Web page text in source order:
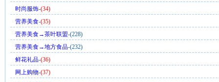
时尚服饰-(34)
营养美食-(35)
营养美食→茶叶联盟-(228)
营养美食→地方食品-(232)
鲜花礼品-(36)
网上购物-(37)